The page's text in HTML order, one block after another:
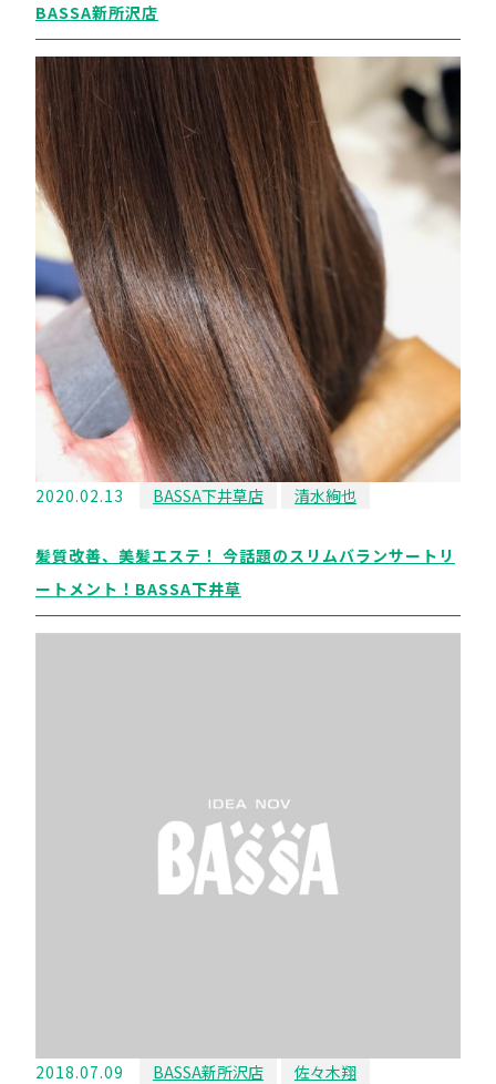
BASSA新所沢店
2020.02.13 BASSA下井草店 清水絢也
髪質改善、美髪エステ！ 今話題のスリムバランサートリ
ートメント！BASSA下井草
2018.07.09 BASSA新所沢店 佐々木翔